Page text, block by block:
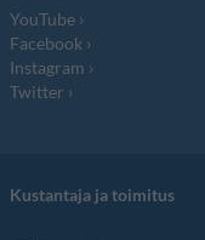
YouTube
Facebook
Instagram
Twitter
Kustantaja ja toimitus